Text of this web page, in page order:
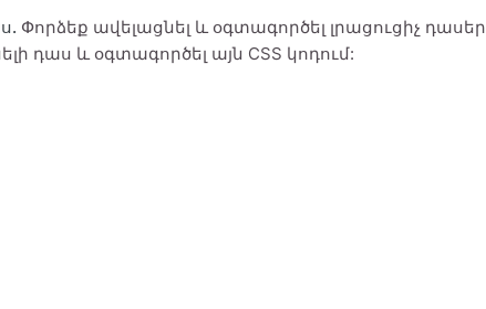
Փորձեք ավելացնել և օգտագործել լրացուցիչ
դաս և օգտագործել այն CSS կոդում: